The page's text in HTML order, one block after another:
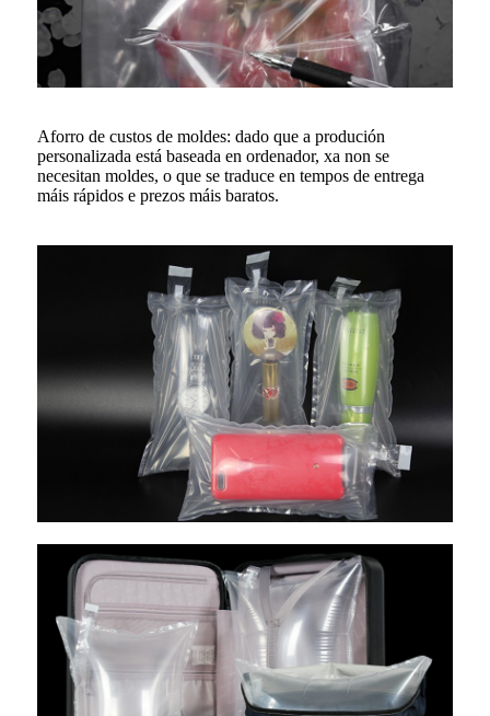
Aforro de custos de moldes: dado que a produción
personalizada está baseada en ordenador, xa non se
necesitan moldes, o que se traduce en tempos de entrega
máis rápidos e prezos máis baratos.